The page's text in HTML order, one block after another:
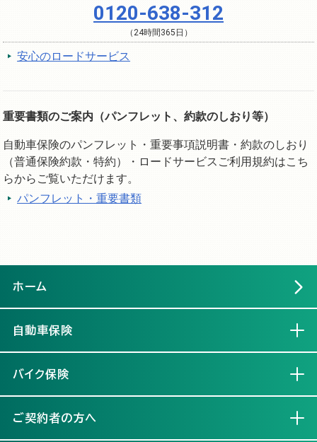
0120-638-312
（24時間365日）
安心のロードサービス
重要書類のご案内（パンフレット、約款のしおり等）
自動車保険のパンフレット・重要事項説明書・約款のしおり
（普通保険約款・特約）・ロードサービスご利用規約はこち
らからご覧いただけます。
パンフレット・重要書類
ホーム
自動車保険
バイク保険
ご契約者の方へ